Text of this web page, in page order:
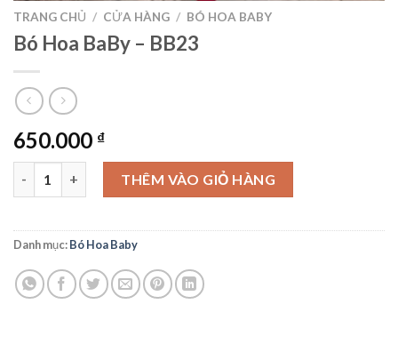
TRANG CHỦ / CỬA HÀNG / BÓ HOA BABY
Bó Hoa BaBy – BB23
650.000 ₫
Bó Hoa BaBy – BB23 số lượngTHÊM VÀO GIỎ HÀNG
Danh mục:Bó Hoa Baby